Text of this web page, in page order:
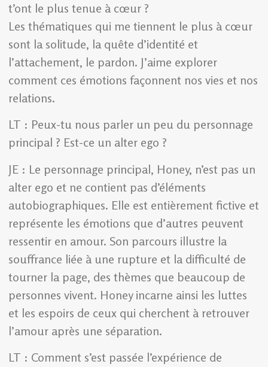
t’ont le plus tenue à cœur ?
Les thématiques qui me tiennent le plus à cœur
sont la solitude, la quête d’identité et
l’attachement, le pardon. J’aime explorer
comment ces émotions façonnent nos vies et nos
relations.
LT : Peux-tu nous parler un peu du personnage
principal ? Est-ce un alter ego ?
JE : Le personnage principal, Honey, n’est pas un
alter ego et ne contient pas d’éléments
autobiographiques. Elle est entièrement fictive et
représente les émotions que d’autres peuvent
ressentir en amour. Son parcours illustre la
souffrance liée à une rupture et la difficulté de
tourner la page, des thèmes que beaucoup de
personnes vivent. Honey incarne ainsi les luttes
et les espoirs de ceux qui cherchent à retrouver
l’amour après une séparation.
LT : Comment s’est passée l’expérience de